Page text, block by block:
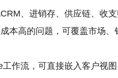
CRM、进销存、供应链、收
本高的问题，可覆盖市场
工作流，可直接嵌入客户视